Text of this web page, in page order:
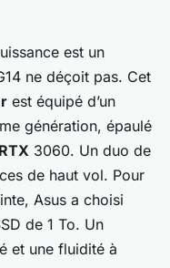
est un
ne déçoit pas. Cet
est équipé d’un
génération, épaulé
3060. Un duo de
de haut vol. Pour
Asus a choisi
de 1 To. Un
et une fluidité à